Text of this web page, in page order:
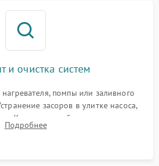
и очистка систем
помпы или заливного
засоров в улитке насоса,
Компонентный ремонт платы
поврежденной проводки.
Подробнее